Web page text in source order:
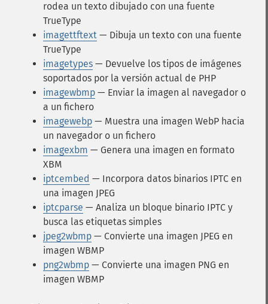
rodea un texto dibujado con una fuente
TrueType
imagettftext — Dibuja un texto con una fuente
TrueType
imagetypes — Devuelve los tipos de imágenes
soportados por la versión actual de PHP
imagewbmp — Enviar la imagen al navegador o
a un fichero
imagewebp — Muestra una imagen WebP hacia
un navegador o un fichero
imagexbm — Genera una imagen en formato
XBM
iptcembed — Incorpora datos binarios IPTC en
una imagen JPEG
iptcparse — Analiza un bloque binario IPTC y
busca las etiquetas simples
jpeg2wbmp — Convierte una imagen JPEG en
imagen WBMP
png2wbmp — Convierte una imagen PNG en
imagen WBMP